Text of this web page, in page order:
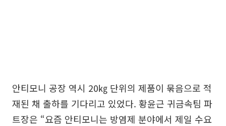
안티모니 공장 역시 20㎏ 단위의 제품이 묶음으로 적
재된 채 출하를 기다리고 있었다. 황윤근 귀금속팀 파
트장은 “요즘 안티모니는 방염제 분야에서 제일 수요